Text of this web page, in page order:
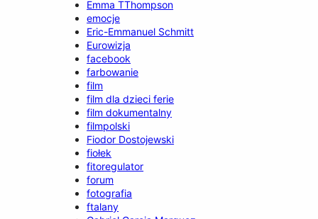
Emma TThompson
emocje
Eric-Emmanuel Schmitt
Eurowizja
facebook
farbowanie
film
film dla dzieci ferie
film dokumentalny
filmpolski
Fiodor Dostojewski
fiołek
fitoregulator
forum
fotografia
ftalany